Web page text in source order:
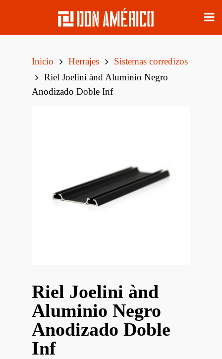
Inicio Herrajes
Sistemas corredizos
Riel Joelini ànd Aluminio Negro
Anodizado Doble Inf
Riel Joelini ànd
Aluminio Negro
Anodizado Doble
Inf